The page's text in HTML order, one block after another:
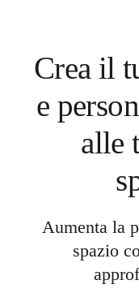
Crea il
e
alle
Aumenta la
spazio